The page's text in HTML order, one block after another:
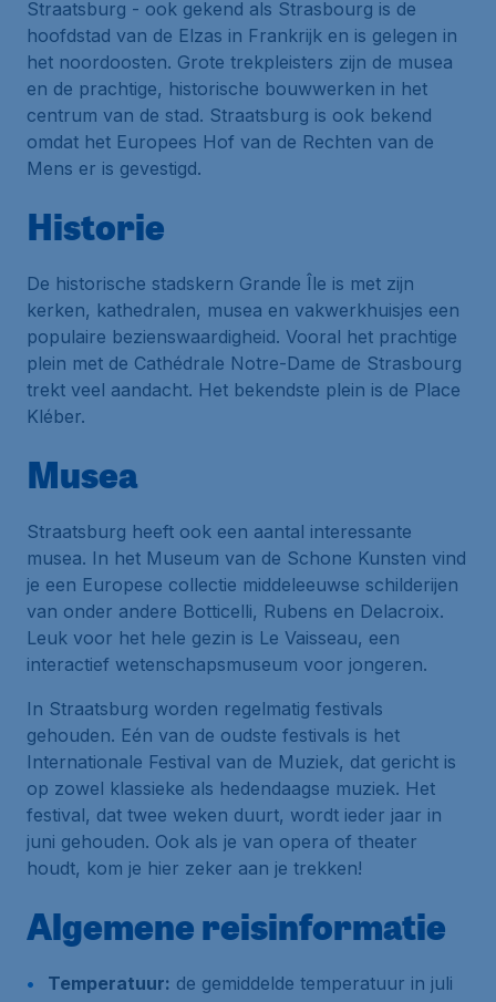
Straatsburg - ook gekend als Strasbourg is de
hoofdstad van de Elzas in Frankrijk en is gelegen in
het noordoosten. Grote trekpleisters zijn de musea
en de prachtige, historische bouwwerken in het
centrum van de stad. Straatsburg is ook bekend
omdat het Europees Hof van de Rechten van de
Mens er is gevestigd.
Historie
De historische stadskern Grande Île is met zijn
kerken, kathedralen, musea en vakwerkhuisjes een
populaire bezienswaardigheid. Vooral het prachtige
plein met de Cathédrale Notre-Dame de Strasbourg
trekt veel aandacht. Het bekendste plein is de Place
Kléber.
Musea
Straatsburg heeft ook een aantal interessante
musea. In het Museum van de Schone Kunsten vind
je een Europese collectie middeleeuwse schilderijen
van onder andere Botticelli, Rubens en Delacroix.
Leuk voor het hele gezin is Le Vaisseau, een
interactief wetenschapsmuseum voor jongeren.
In Straatsburg worden regelmatig festivals
gehouden. Eén van de oudste festivals is het
Internationale Festival van de Muziek, dat gericht is
op zowel klassieke als hedendaagse muziek. Het
festival, dat twee weken duurt, wordt ieder jaar in
juni gehouden. Ook als je van opera of theater
houdt, kom je hier zeker aan je trekken!
Algemene reisinformatie
Temperatuur: de gemiddelde temperatuur in juli